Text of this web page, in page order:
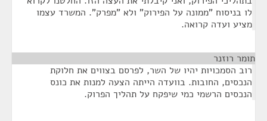
לו בניסוח "ממונה על הפירוק" ולא "מפרק". המשרד עצמו
מציע ועדה קרואה.
תומר רוזנר
רוב הסמכויות יהיו של השר, לפרסם בצווים את חלוקת
הנכסים, החובות. בוועדה הייתה הצעה למנות את כונס
הנכסים הרשמי כמי שיפקח על תהליך הפרוק.